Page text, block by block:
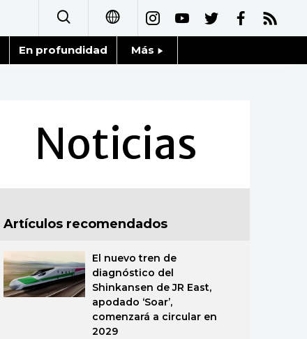
日本語
简体字
繁體字
العربية
Русский
En profundidad Más
Fragmentos de Japón
Gente
Blog
Tokio
Avisos
Noticias
Artículos recomendados
El nuevo tren de
diagnóstico del
Shinkansen de JR East,
apodado ‘Soar’,
comenzará a circular en
2029